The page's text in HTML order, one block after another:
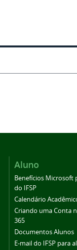
Aluno
Benefícios Microsoft
do IFSP
Calendário
Criando uma Conta
365
Documentos Alunos
E-mail do IFSP para